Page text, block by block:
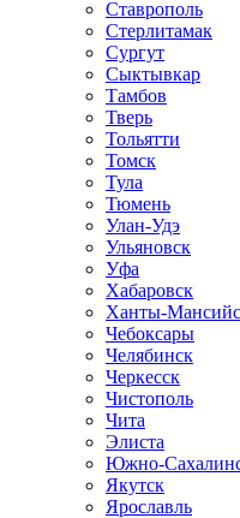
Ставрополь
Стерлитамак
Сургут
Сыктывкар
Тамбов
Тверь
Тольятти
Томск
Тула
Тюмень
Улан-Удэ
Ульяновск
Уфа
Хабаровск
Ханты-
Чебоксары
Челябинск
Черкесск
Чистополь
Чита
Элиста
Южно-
Якутск
Ярославль